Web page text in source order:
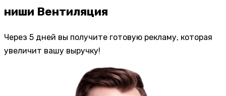
ниши Вентиляция
Через 5 дней вы получите готовую рекламу, которая
увеличит вашу выручку!